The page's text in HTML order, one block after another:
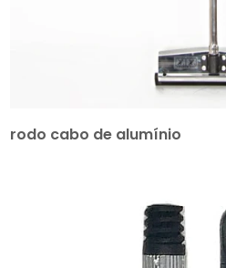
rodo cabo de alumínio